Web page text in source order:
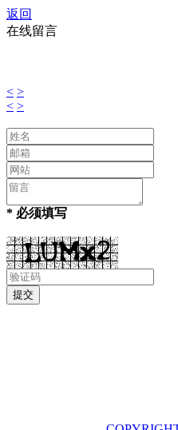
返回
在线留言
< >
< >
* 必须填写